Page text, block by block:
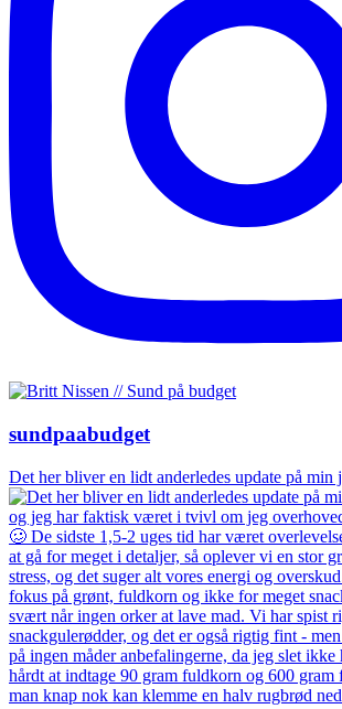
sundpaabudget
Det her bliver en lidt anderledes update på min j